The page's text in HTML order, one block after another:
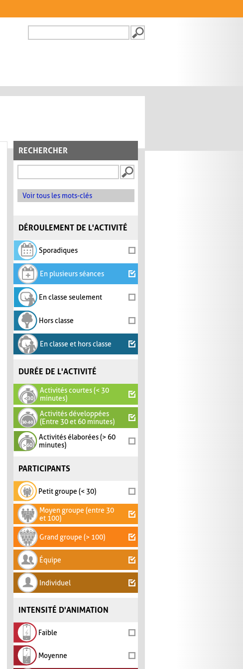
FORMULAIRE DE
RECHERCHER
Voir tous les mots-clés
DÉROULEMENT DE L'ACTIVITÉ
Sporadiques
En plusieurs séances
En classe seulement
Hors classe
En classe et hors classe
DURÉE DE L'ACTIVITÉ
Activités courtes (< 30
minutes)
Activités développées
(Entre 30 et 60 minutes)
Activités élaborées (> 60
minutes)
PARTICIPANTS
Petit groupe (< 30)
Moyen groupe (entre 30
et 100)
Grand groupe (> 100)
Équipe
Individuel
INTENSITÉ D'ANIMATION
Faible
Moyenne